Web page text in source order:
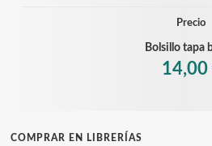
Precio
Bolsillo tapa
14,00
COMPRAR EN LIBRERÍAS